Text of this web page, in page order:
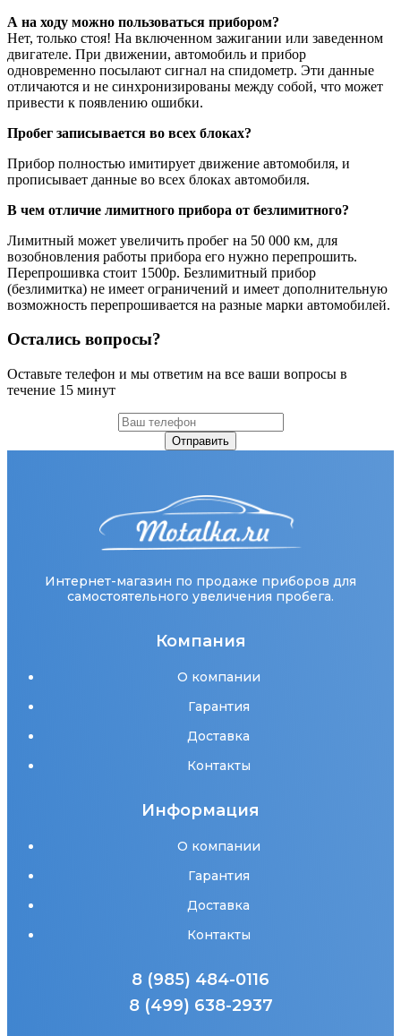
А на ходу можно пользоваться прибором?
Нет, только стоя! На включенном зажигании или заведенном
двигателе. При движении, автомобиль и прибор
одновременно посылают сигнал на спидометр. Эти данные
отличаются и не синхронизированы между собой, что может
привести к появлению ошибки.
Пробег записывается во всех блоках?
Прибор полностью имитирует движение автомобиля, и
прописывает данные во всех блоках автомобиля.
В чем отличие лимитного прибора от безлимитного?
Лимитный может увеличить пробег на 50 000 км, для
возобновления работы прибора его нужно перепрошить.
Перепрошивка стоит 1500р. Безлимитный прибор
(безлимитка) не имеет ограничений и имеет дополнительную
возможность перепрошивается на разные марки автомобилей.
Остались вопросы?
Оставьте телефон и мы ответим на все ваши вопросы в
течение 15 минут
Отправить
Интернет-магазин по продаже приборов для
самостоятельного увеличения пробега.
Компания
О компании
Гарантия
Доставка
Контакты
Информация
О компании
Гарантия
Доставка
Контакты
8 (985) 484-0116
8 (499) 638-2937